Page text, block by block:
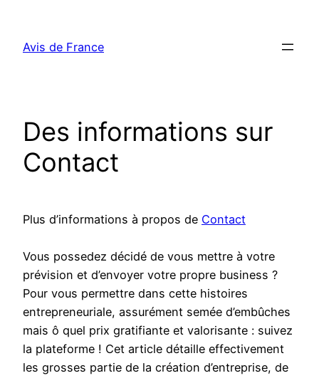
contenu
Avis de France
Des informations sur
Contact
Plus d’informations à propos de Contact
Vous possedez décidé de vous mettre à votre
prévision et d’envoyer votre propre business ?
Pour vous permettre dans cette histoires
entrepreneuriale, assurément semée d’embûches
mais ô quel prix gratifiante et valorisante : suivez
la plateforme ! Cet article détaille effectivement
les grosses partie de la création d’entreprise, de